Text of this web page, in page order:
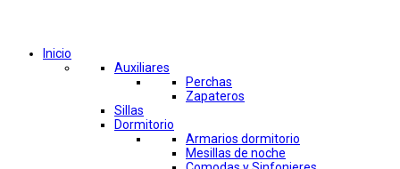
Inicio
Auxiliares
Perchas
Zapateros
Sillas
Dormitorio
Armarios dormitorio
Mesillas de noche